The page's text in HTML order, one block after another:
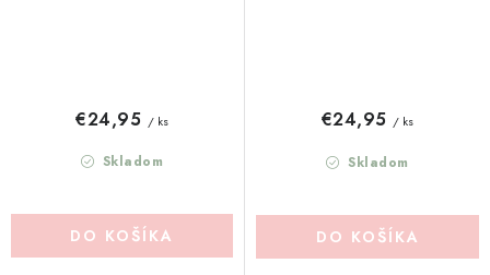
Skladom
€24,95 / ks
DO KOŠÍKA
Skladom
€24,95 / ks
DO KOŠÍKA